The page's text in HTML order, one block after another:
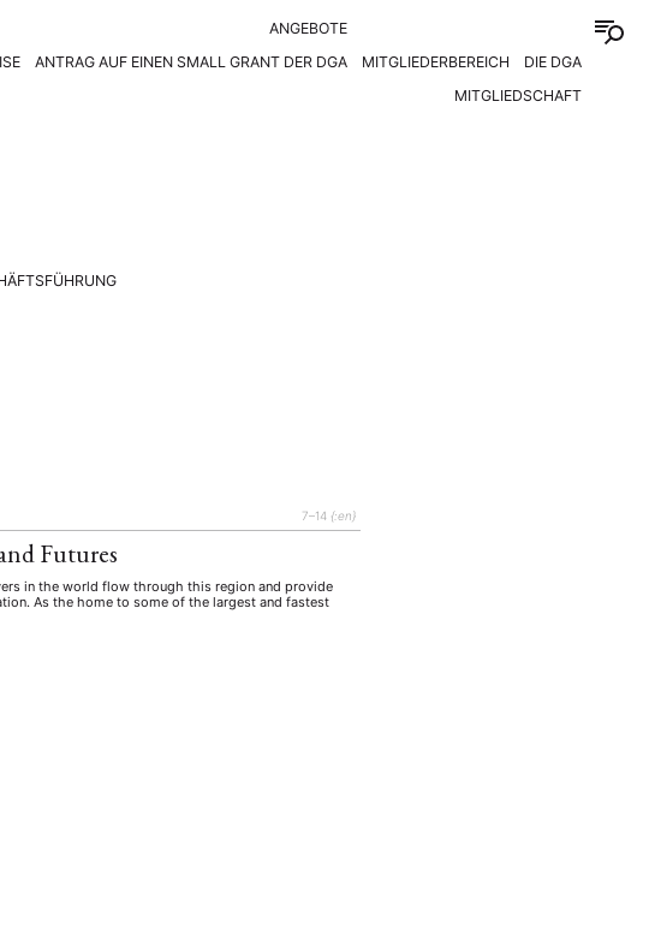
ANGEBOTE
ANTRAG AUF EINEN SMALL GRANT DER DGA
MITGLIEDERBEREICH
DIE DGA
MITGLIEDSCHAFT
7–14 {:en}
Futures
in the world flow through this region and provide
As the home to some of the largest and fastest